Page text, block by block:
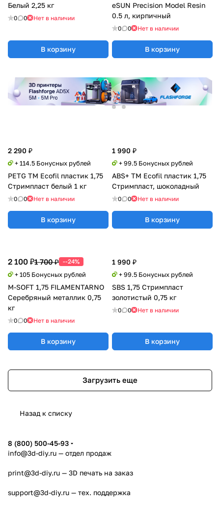
Белый 2,25 кг
0 0 Нет в наличии
В корзину
eSUN Precision Model Resin
0.5 л, кирпичный
0 0 Нет в наличии
В корзину
2 290 ₽
+ 114.5 Бонусных рублей
PETG TM Ecofil пластик 1,75
Стримпласт белый 1 кг
0 0 Нет в наличии
В корзину
1 990 ₽
+ 99.5 Бонусных рублей
ABS+ TM Ecofil пластик 1,75
Стримпласт, шоколадный
0 0 Нет в наличии
В корзину
2 100 ₽1 700 ₽ --24%
+ 105 Бонусных рублей
M-SOFT 1,75 FILAMENTARNO
Серебряный металлик 0,75
кг
0 0 Нет в наличии
В корзину
1 990 ₽
+ 99.5 Бонусных рублей
SBS 1,75 Стримпласт
золотистый 0,75 кг
0 0 Нет в наличии
В корзину
Загрузить еще
Назад к списку
8 (800) 500-45-93
info@3d-diy.ru — отдел продаж
print@3d-diy.ru — 3D печать на заказ
support@3d-diy.ru — тех. поддержка